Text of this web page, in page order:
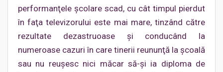
performanţele şcolare scad, cu cât timpul pierdut
în faţa televizorului este mai mare, tinzând către
rezultate dezastruoase şi conducând la
numeroase cazuri în care tinerii reununţă la şcoală
sau nu reuşesc nici măcar să-şi ia diploma de